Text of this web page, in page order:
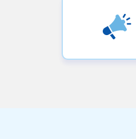
サイトマップ